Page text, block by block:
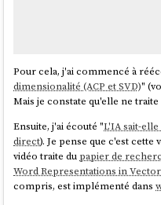
Pour cela, j'ai commencé à
dimensionalité (ACP et SVD)"
Mais je constate qu'elle ne
Ensuite, j'ai écouté "L'IA sait-
direct). Je pense que c'est
vidéo traite du papier de
Word Representations in
compris, est implémenté dans